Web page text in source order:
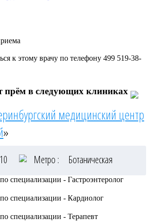
к этому врачу по телефону 499 519-38-
прём в следующих клиниках
медицинский центр
»
Метро : Ботаническая
специализации - Гастроэнтеролог
специализации - Кардиолог
специализации - Терапевт